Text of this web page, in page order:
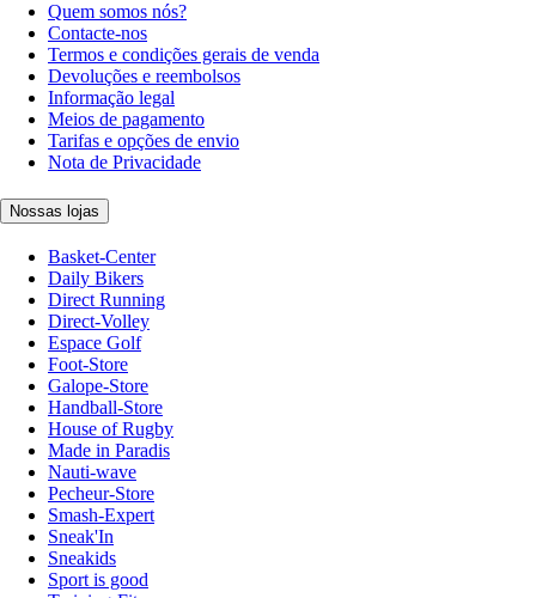
Quem somos nós?
Contacte-nos
Termos e condições gerais de venda
Devoluções e reembolsos
Informação legal
Meios de pagamento
Tarifas e opções de envio
Nota de Privacidade
Nossas lojas
Basket-Center
Daily Bikers
Direct Running
Direct-Volley
Espace Golf
Foot-Store
Galope-Store
Handball-Store
House of Rugby
Made in Paradis
Nauti-wave
Pecheur-Store
Smash-Expert
Sneak'In
Sneakids
Sport is good